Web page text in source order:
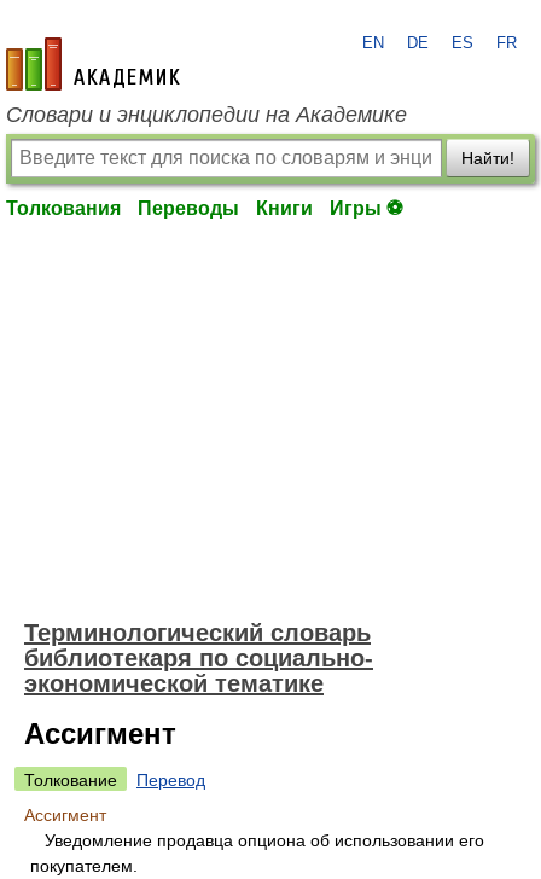
academic.ru
EN DE ES FR
Словари и энциклопедии на Академике
Найти!
Толкования Переводы Книги Игры ⚽
Терминологический словарь
библиотекаря по социально-
экономической тематике
Ассигмент
Толкование
Перевод
Ассигмент
Уведомление продавца опциона об использовании его
покупателем.